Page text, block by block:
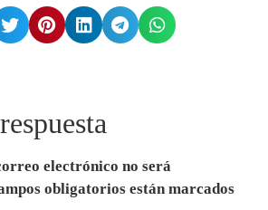
electrónico no será
obligatorios están marcados